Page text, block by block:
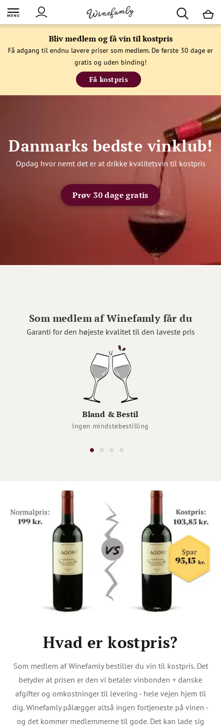
Bliv medlem og få vin til kostpris
Få adgang til endnu lavere priser som medlem. De første 30 dage er
gratis og uden binding!
Få kostpris
Danmarks bedste vinklub!
Opdag hvor nemt det er at drikke kvalitetsvin til kostpris
Prøv 30 dage gratis
Som medlem af Winefamly får du
Garanti for den højeste kvalitet til den laveste pris
Bland & Bestil
Ingen mindstebestilling
Hvad er kostpris?
Som medlem af Winefamly bestiller du vin til kostpris. Det
betyder at prisen er den vi betaler vinbonden + danske
afgifter og omkostninger til levering - hele vejen hjem til
dig. Winefamly pålægger altså ingen fortjeneste på vinen -
og det kommer medlemmerne til gode. Det kan lade sig